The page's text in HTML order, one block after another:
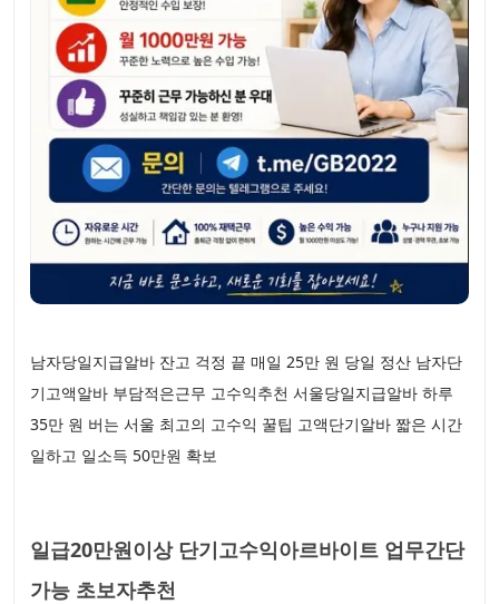
남자당일지급알바 잔고 걱정 끝 매일 25만 원 당일 정산 남자단
기고액알바 부담적은근무 고수익추천 서울당일지급알바 하루
35만 원 버는 서울 최고의 고수익 꿀팁 고액단기알바 짧은 시간
일하고 일소득 50만원 확보
일급20만원이상 단기고수익아르바이트 업무간단
가능 초보자추천